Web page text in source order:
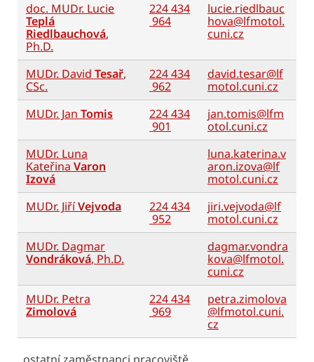
doc. MUDr. Lucie
Teplá
Riedlbauchová,
Ph.D.
224 434
964
lucie.riedlbauc
hova@lfmotol.
cuni.cz
MUDr. David Tesař,
CSc.
224 434
962
david.tesar@lf
motol.cuni.cz
MUDr. Jan Tomis
224 434
901
jan.tomis@lfm
otol.cuni.cz
MUDr. Luna
Kateřina Varon
Izová
luna.katerina.v
aron.izova@lf
motol.cuni.cz
MUDr. JiříVejvoda
224 434
952
jiri.vejvoda@lf
motol.cuni.cz
MUDr. Dagmar
Vondráková, Ph.D.
dagmar.vondra
kova@lfmotol.
cuni.cz
MUDr. Petra
Zimolová
224 434
969
petra.zimolova
@lfmotol.cuni.
cz